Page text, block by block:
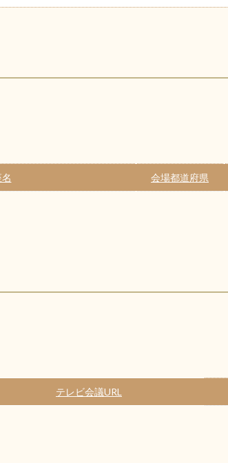
会場都道府県
テレビ会議URL